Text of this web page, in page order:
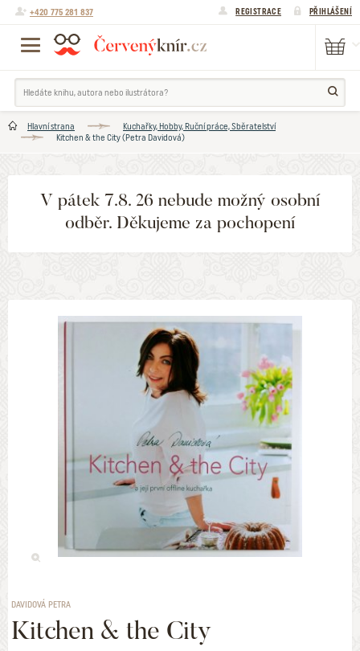
+420 775 281 837 REGISTRACE PŘIHLÁŠENÍ
Hlavní strana
Kuchařky, Hobby, Ruční práce, Sběratelství
Kitchen & the City (Petra Davidová)
V pátek 7.8. 26 nebude možný osobní
odběr. Děkujeme za pochopení
DAVIDOVÁ PETRA
Kitchen & the City